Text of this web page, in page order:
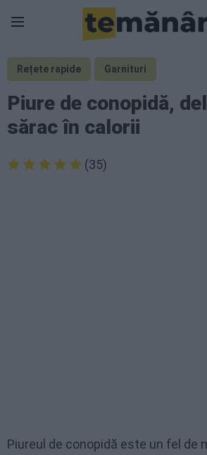
Rețete rapide Garnituri
Piure de conopidă,
sărac în calorii
(35)
Piureul de conopidă este un fel de